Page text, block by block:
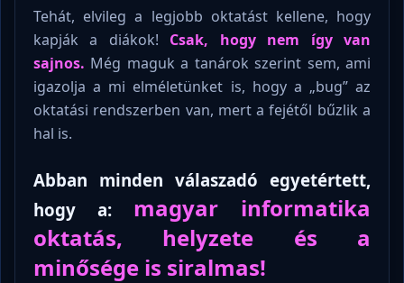
Tehát, elvileg a legjobb oktatást kellene, hogy
kapják a diákok! Csak, hogy nem így van
sajnos. Még maguk a tanárok szerint sem, ami
igazolja a mi elméletünket is, hogy a „bug” az
oktatási rendszerben van, mert a fejétől bűzlik a
hal is.
Abban minden válaszadó egyetértett,
hogy a:magyar informatika
oktatás, helyzete és a
minősége is siralmas!